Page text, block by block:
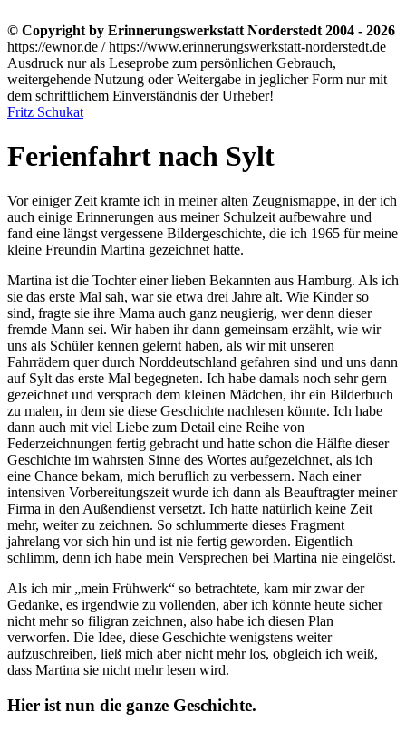
© Copyright by Erinnerungswerkstatt Norderstedt 2004 - 2026
https://ewnor.de / https://www.erinnerungswerkstatt-norderstedt.de
Ausdruck nur als Leseprobe zum persönlichen Gebrauch,
weitergehende Nutzung oder Weitergabe in jeglicher Form nur mit
dem schriftlichem Einverständnis der Urheber!
Fritz Schukat
Ferienfahrt nach Sylt
Vor einiger Zeit kramte ich in meiner alten Zeugnismappe, in der ich
auch einige Erinnerungen aus meiner Schulzeit aufbewahre und
fand eine längst vergessene Bildergeschichte, die ich 1965 für meine
kleine Freundin Martina gezeichnet hatte.
Martina ist die Tochter einer lieben Bekannten aus Hamburg. Als ich
sie das erste Mal sah, war sie etwa drei Jahre alt. Wie Kinder so
sind, fragte sie ihre Mama auch ganz neugierig, wer denn dieser
fremde Mann sei. Wir haben ihr dann gemeinsam erzählt, wie wir
uns als Schüler kennen gelernt haben, als wir mit unseren
Fahrrädern quer durch Norddeutschland gefahren sind und uns dann
auf Sylt das erste Mal begegneten. Ich habe damals noch sehr gern
gezeichnet und versprach dem kleinen Mädchen, ihr ein Bilderbuch
zu malen, in dem sie diese Geschichte nachlesen könnte. Ich habe
dann auch mit viel Liebe zum Detail eine Reihe von
Federzeichnungen fertig gebracht und hatte schon die Hälfte dieser
Geschichte im wahrsten Sinne des Wortes aufgezeichnet, als ich
eine Chance bekam, mich beruflich zu verbessern. Nach einer
intensiven Vorbereitungszeit wurde ich dann als Beauftragter meiner
Firma in den Außendienst versetzt. Ich hatte natürlich keine Zeit
mehr, weiter zu zeichnen. So schlummerte dieses Fragment
jahrelang vor sich hin und ist nie fertig geworden. Eigentlich
schlimm, denn ich habe mein Versprechen bei Martina nie eingelöst.
Als ich mir mein Frühwerk
so betrachtete, kam mir zwar der
Gedanke, es irgendwie zu vollenden, aber ich könnte heute sicher
nicht mehr so filigran zeichnen, also habe ich diesen Plan
verworfen. Die Idee, diese Geschichte wenigstens weiter
aufzuschreiben, ließ mich aber nicht mehr los, obgleich ich weiß,
dass Martina sie nicht mehr lesen wird.
Hier ist nun die ganze Geschichte.